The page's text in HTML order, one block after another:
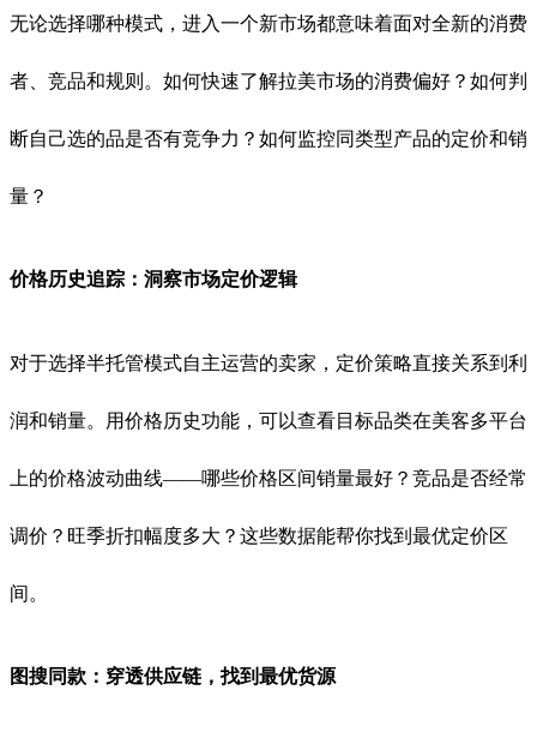
无论选择哪种模式，进入一个新市场都意味着面对全新的消费
者、竞品和规则。如何快速了解拉美市场的消费偏好？如何判
断自己选的品是否有竞争力？如何监控同类型产品的定价和销
量？
价格历史追踪：洞察市场定价逻辑
对于选择半托管模式自主运营的卖家，定价策略直接关系到利
润和销量。用价格历史功能，可以查看目标品类在美客多平台
上的价格波动曲线——哪些价格区间销量最好？竞品是否经常
调价？旺季折扣幅度多大？这些数据能帮你找到最优定价区
间。
图搜同款：穿透供应链，找到最优货源